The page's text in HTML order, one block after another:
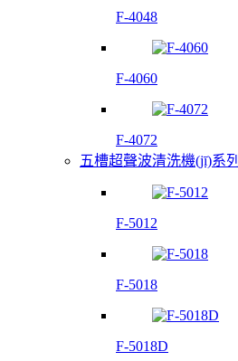
F-4048
F-4060
F-4072
五槽超聲波清洗機(jī)系列
F-5012
F-5018
F-5018D